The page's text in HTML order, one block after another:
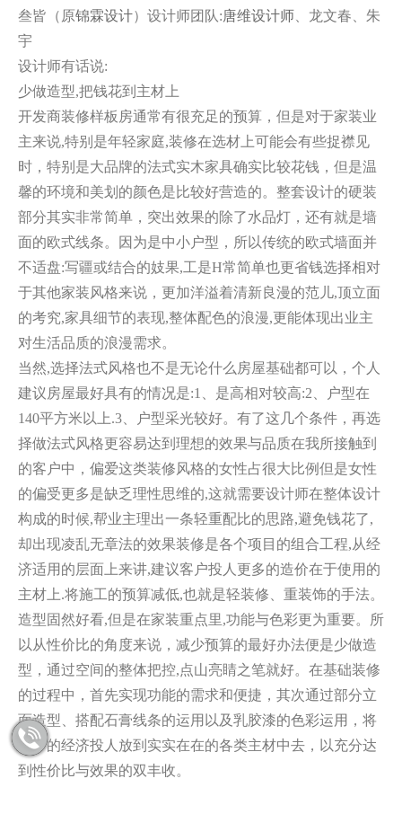
叁皆（原锦霖设计）设计师团队:唐维设计师 、龙文春、朱
宇
设计师有话说:
少做造型,把钱花到主材上
开发商装修样板房通常有很充足的预算，但是对于家装业
主来说,特别是年轻家庭,装修在选材上可能会有些捉襟见
时，特别是大品牌的法式实木家具确实比较花钱，但是温
馨的环境和美划的颜色是比较好营造的。整套设计的硬装
部分其实非常简单，突出效果的除了水品灯，还有就是墙
面的欧式线条。因为是中小户型，所以传统的欧式墙面并
不适盘:写疆或结合的妓果,工是H常简单也更省钱选择相对
于其他家装风格来说，更加洋溢着清新良漫的范儿,顶立面
的考究,家具细节的表现,整体配色的浪漫,更能体现出业主
对生活品质的浪漫需求。
当然,选择法式风格也不是无论什么房屋基础都可以，个人
建议房屋最好具有的情况是:1、是高相对较高:2、户型在
140平方米以上.3、户型采光较好。有了这几个条件，再选
择做法式风格更容易达到理想的效果与品质在我所接触到
的客户中，偏爱这类装修风格的女性占很大比例但是女性
的偏受更多是缺乏理性思维的,这就需要设计师在整体设计
构成的时候,帮业主理出一条轻重配比的思路,避免钱花了,
却出现凌乱无章法的效果装修是各个项目的组合工程,从经
济适用的层面上来讲,建议客户投人更多的造价在于使用的
主材上.将施工的预算减低,也就是轻装修、重装饰的手法。
造型固然好看,但是在家装重点里,功能与色彩更为重要。所
以从性价比的角度来说，减少预算的最好办法便是少做造
型，通过空间的整体把控,点山亮睛之笔就好。在基础装修
的过程中，首先实现功能的需求和便捷，其次通过部分立
面造型、搭配石膏线条的运用以及乳胶漆的色彩运用，将
更多的经济投人放到实实在在的各类主材中去，以充分达
到性价比与效果的双丰收。